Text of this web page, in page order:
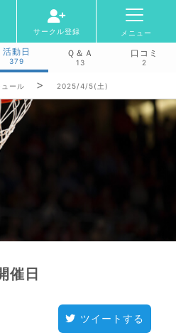
サークル登録 メニュー
活動日
379
Ｑ＆Ａ
13
口コミ
2
ール 2025/4/5(土)
催日
ツイートする